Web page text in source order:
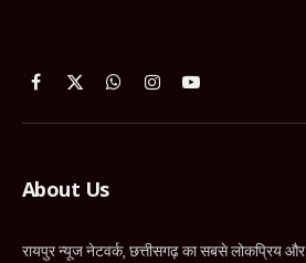
Facebook
X
WhatsApp
InstagramYouTube
About Us
रायपुर न्यूज नेटवर्क, छत्तीसगढ़ का सबसे लोकप्रिय